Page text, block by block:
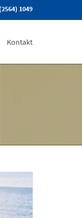
1049
Kontakt